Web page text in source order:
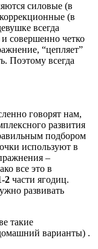
силовые (в
(в
всегда
совершенно четко
“цепляет”
Поэтому всегда
говорят нам,
развития
подбором
используют в
–
все это в
2 части ягодиц.
развивать
такие
варианты) .